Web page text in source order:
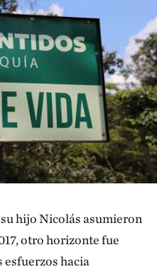
hijo Nicolás asumieron
otro horizonte fue
esfuerzos hacia